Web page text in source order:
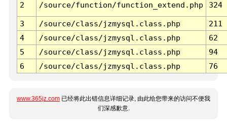
2 /source/function/function_extend.php 324
3 /source/class/jzmysql.class.php
211
4
/source/class/jzmysql.class.php
62
5
/source/class/jzmysql.class.php
94
6
/source/class/jzmysql.class.php 76
www.365jz.com 已经将此出错信息详细记录, 由此给您带来的访问不便我
们深感歉意.